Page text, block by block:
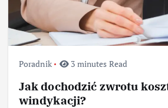
Poradnik 3 minutes Read
Jak dochodzić zwrotu
windykacji?